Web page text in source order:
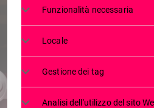
DUE ”MESSE DA
CHE MAI.
today 6 OTTOBRE 2023
Funzionalità necessaria
Locale
Gestione dei tag
Analisi dell'utilizzo del sito